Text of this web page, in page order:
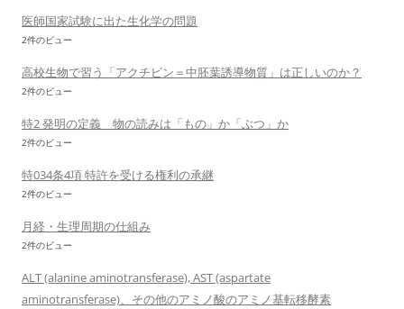
医師国家試験に出た生化学の問題
2件のビュー
高校生物で習う「アクチビン＝中胚葉誘導物質」は正しいのか？
2件のビュー
特2 発明の定義 物の読みは「もの」か「ぶつ」か
2件のビュー
特034条4項 特許を受ける権利の承継
2件のビュー
月経・生理周期の仕組み
2件のビュー
ALT (alanine aminotransferase), AST (aspartate
aminotransferase)、その他のアミノ酸のアミノ基転移酵素